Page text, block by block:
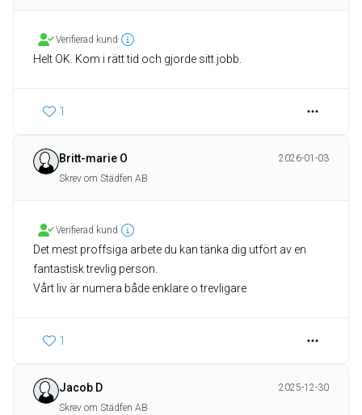
Verifierad kund
Helt OK. Kom i rätt tid och gjorde sitt jobb.
1
Britt-marie O
2026-01-03
Skrev om Städfen AB
Verifierad kund
Det mest proffsiga arbete du kan tänka dig utfört av en
fantastisk trevlig person.
Vårt liv är numera både enklare o trevligare
1
Jacob D
2025-12-30
Skrev om Städfen AB